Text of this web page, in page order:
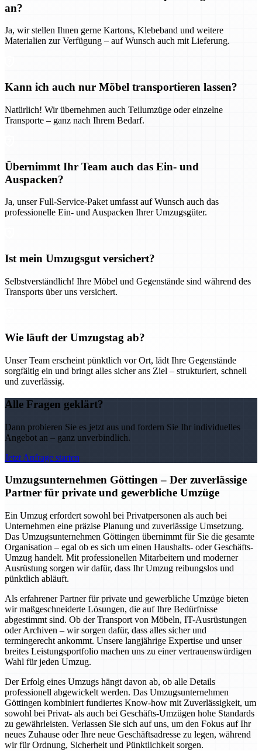
an?
Ja, wir stellen Ihnen gerne Kartons, Klebeband und weitere
Materialien zur Verfügung – auf Wunsch auch mit Lieferung.
Kann ich auch nur Möbel transportieren lassen?
Natürlich! Wir übernehmen auch Teilumzüge oder einzelne
Transporte – ganz nach Ihrem Bedarf.
Übernimmt Ihr Team auch das Ein- und
Auspacken?
Ja, unser Full-Service-Paket umfasst auf Wunsch auch das
professionelle Ein- und Auspacken Ihrer Umzugsgüter.
Ist mein Umzugsgut versichert?
Selbstverständlich! Ihre Möbel und Gegenstände sind während des
Transports über uns versichert.
Wie läuft der Umzugstag ab?
Unser Team erscheint pünktlich vor Ort, lädt Ihre Gegenstände
sorgfältig ein und bringt alles sicher ans Ziel – strukturiert, schnell
und zuverlässig.
Alle Fragen geklärt?
Dann probieren Sie es jetzt aus und fordern Sie Ihr individuelles
Angebot an – ganz unverbindlich.
Jetzt Anfrage starten
Umzugsunternehmen Göttingen – Der zuverlässige
Partner für private und gewerbliche Umzüge
Ein Umzug erfordert sowohl bei Privatpersonen als auch bei
Unternehmen eine präzise Planung und zuverlässige Umsetzung.
Das Umzugsunternehmen Göttingen übernimmt für Sie die gesamte
Organisation – egal ob es sich um einen Haushalts- oder Geschäfts-
Umzug handelt. Mit professionellen Mitarbeitern und moderner
Ausrüstung sorgen wir dafür, dass Ihr Umzug reibungslos und
pünktlich abläuft.
Als erfahrener Partner für private und gewerbliche Umzüge bieten
wir maßgeschneiderte Lösungen, die auf Ihre Bedürfnisse
abgestimmt sind. Ob der Transport von Möbeln, IT-Ausrüstungen
oder Archiven – wir sorgen dafür, dass alles sicher und
termingerecht ankommt. Unsere langjährige Expertise und unser
breites Leistungsportfolio machen uns zu einer vertrauenswürdigen
Wahl für jeden Umzug.
Der Erfolg eines Umzugs hängt davon ab, ob alle Details
professionell abgewickelt werden. Das Umzugsunternehmen
Göttingen kombiniert fundiertes Know-how mit Zuverlässigkeit, um
sowohl bei Privat- als auch bei Geschäfts-Umzügen hohe Standards
zu gewährleisten. Verlassen Sie sich auf uns, um den Fokus auf Ihr
neues Zuhause oder Ihre neue Geschäftsadresse zu legen, während
wir für Ordnung, Sicherheit und Pünktlichkeit sorgen.